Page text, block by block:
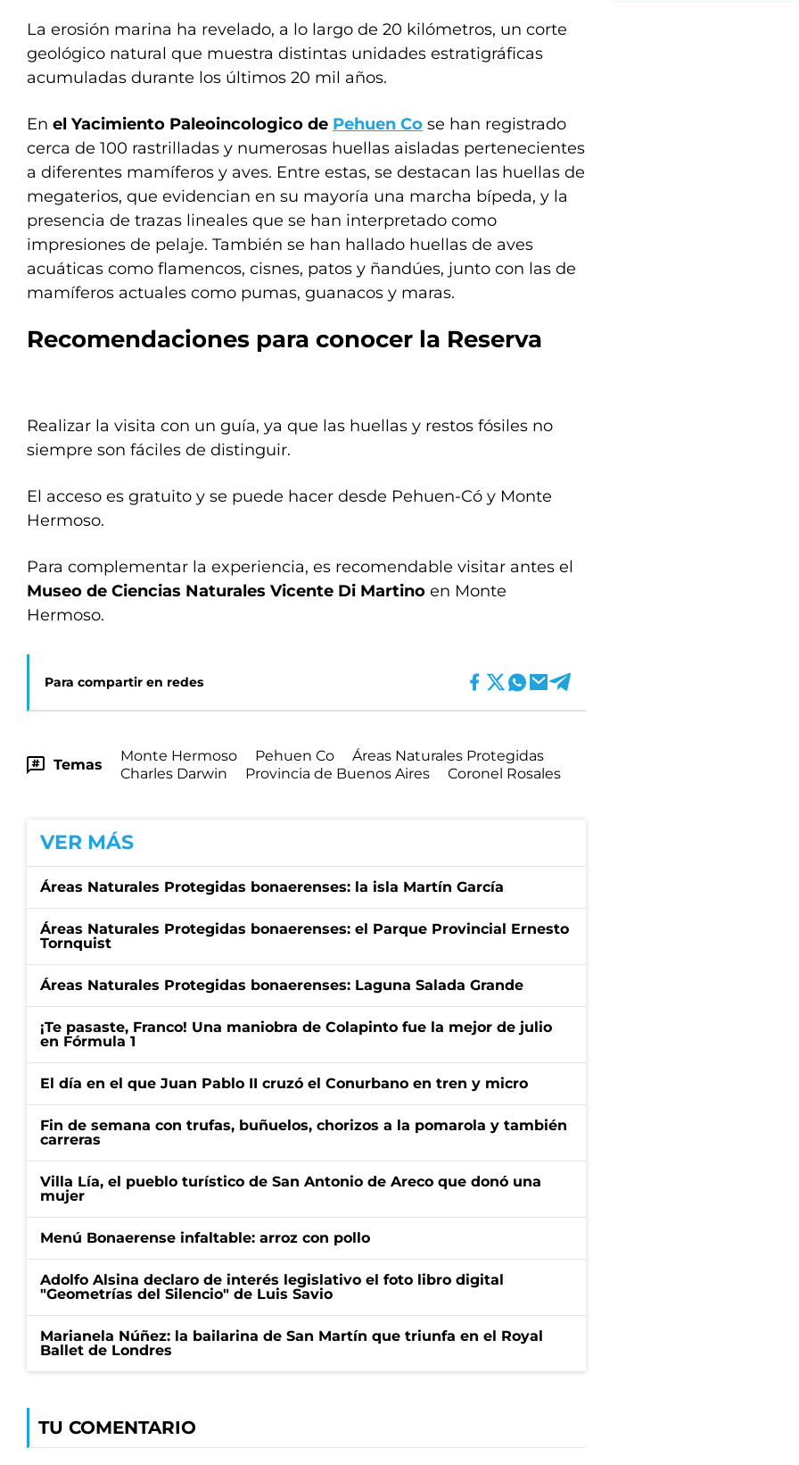
La erosión marina ha revelado, a lo largo de 20 kilómetros, un corte
geológico natural que muestra distintas unidades estratigráficas
acumuladas durante los últimos 20 mil años.
En el Yacimiento Paleoincologico de Pehuen Co se han registrado
cerca de 100 rastrilladas y numerosas huellas aisladas pertenecientes
a diferentes mamíferos y aves. Entre estas, se destacan las huellas de
megaterios, que evidencian en su mayoría una marcha bípeda, y la
presencia de trazas lineales que se han interpretado como
impresiones de pelaje. También se han hallado huellas de aves
acuáticas como flamencos, cisnes, patos y ñandúes, junto con las de
mamíferos actuales como pumas, guanacos y maras.
Recomendaciones para conocer la Reserva
Realizar la visita con un guía, ya que las huellas y restos fósiles no
siempre son fáciles de distinguir.
El acceso es gratuito y se puede hacer desde Pehuen-Có y Monte
Hermoso.
Para complementar la experiencia, es recomendable visitar antes el
Museo de Ciencias Naturales Vicente Di Martino en Monte
Hermoso.
Para compartir en redes
Temas
Monte Hermoso Pehuen Co
Áreas Naturales Protegidas
Charles Darwin
Provincia de Buenos Aires Coronel Rosales
VER MÁS
Áreas Naturales Protegidas bonaerenses: la isla Martín García
Áreas Naturales Protegidas bonaerenses: el Parque Provincial Ernesto
Tornquist
Áreas Naturales Protegidas bonaerenses: Laguna Salada Grande
¡Te pasaste, Franco! Una maniobra de Colapinto fue la mejor de julio
en Fórmula 1
El día en el que Juan Pablo II cruzó el Conurbano en tren y micro
Fin de semana con trufas, buñuelos, chorizos a la pomarola y también
carreras
Villa Lía, el pueblo turístico de San Antonio de Areco que donó una
mujer
Menú Bonaerense infaltable: arroz con pollo
Adolfo Alsina declaro de interés legislativo el foto libro digital
"Geometrías del Silencio" de Luis Savio
Marianela Núñez: la bailarina de San Martín que triunfa en el Royal
Ballet de Londres
TU COMENTARIO